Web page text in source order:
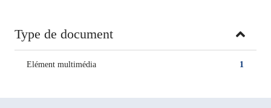
Type de document
1
Elément multimédia